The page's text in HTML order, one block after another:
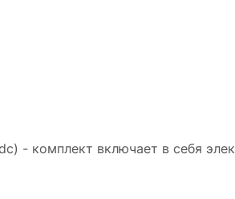
- комплект включает в себя